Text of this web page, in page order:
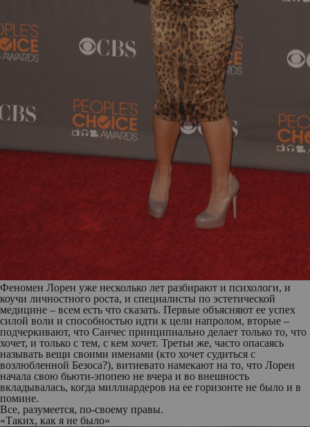
Феномен Лорен уже несколько лет разбирают и психологи, и
коучи личностного роста, и специалисты по эстетической
медицине – всем есть что сказать. Первые объясняют ее успех
силой воли и способностью идти к цели напролом, вторые –
подчеркивают, что Санчес принципиально делает только то, что
хочет, и только с тем, с кем хочет. Третьи же, часто опасаясь
называть вещи своими именами (кто хочет судиться с
возлюбленной Безоса?), витиевато намекают на то, что Лорен
начала свою бьюти-эпопею не вчера и во внешность
вкладывалась, когда миллиардеров на ее горизонте не было и в
помине.
Все, разумеется, по-своему правы.
«Таких, как я не было»